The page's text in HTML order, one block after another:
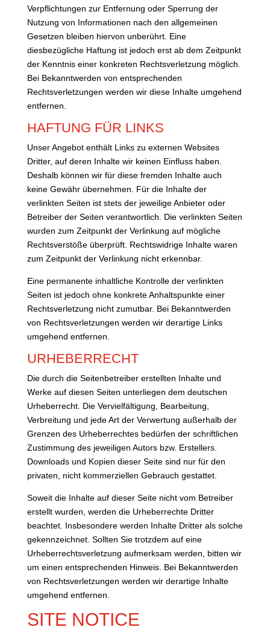
Verpflichtungen zur Entfernung oder Sperrung der
Nutzung von Informationen nach den allgemeinen
Gesetzen bleiben hiervon unberührt. Eine
diesbezügliche Haftung ist jedoch erst ab dem Zeitpunkt
der Kenntnis einer konkreten Rechtsverletzung möglich.
Bei Bekanntwerden von entsprechenden
Rechtsverletzungen werden wir diese Inhalte umgehend
entfernen.
HAFTUNG FÜR LINKS
Unser Angebot enthält Links zu externen Websites
Dritter, auf deren Inhalte wir keinen Einfluss haben.
Deshalb können wir für diese fremden Inhalte auch
keine Gewähr übernehmen. Für die Inhalte der
verlinkten Seiten ist stets der jeweilige Anbieter oder
Betreiber der Seiten verantwortlich. Die verlinkten Seiten
wurden zum Zeitpunkt der Verlinkung auf mögliche
Rechtsverstöße überprüft. Rechtswidrige Inhalte waren
zum Zeitpunkt der Verlinkung nicht erkennbar.
Eine permanente inhaltliche Kontrolle der verlinkten
Seiten ist jedoch ohne konkrete Anhaltspunkte einer
Rechtsverletzung nicht zumutbar. Bei Bekanntwerden
von Rechtsverletzungen werden wir derartige Links
umgehend entfernen.
URHEBERRECHT
Die durch die Seitenbetreiber erstellten Inhalte und
Werke auf diesen Seiten unterliegen dem deutschen
Urheberrecht. Die Vervielfältigung, Bearbeitung,
Verbreitung und jede Art der Verwertung außerhalb der
Grenzen des Urheberrechtes bedürfen der schriftlichen
Zustimmung des jeweiligen Autors bzw. Erstellers.
Downloads und Kopien dieser Seite sind nur für den
privaten, nicht kommerziellen Gebrauch gestattet.
Soweit die Inhalte auf dieser Seite nicht vom Betreiber
erstellt wurden, werden die Urheberrechte Dritter
beachtet. Insbesondere werden Inhalte Dritter als solche
gekennzeichnet. Sollten Sie trotzdem auf eine
Urheberrechtsverletzung aufmerksam werden, bitten wir
um einen entsprechenden Hinweis. Bei Bekanntwerden
von Rechtsverletzungen werden wir derartige Inhalte
umgehend entfernen.
SITE NOTICE